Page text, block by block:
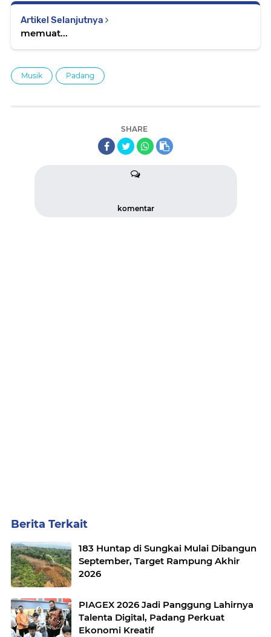
Artikel Selanjutnya
memuat...
Musik Padang
SHARE
komentar
Berita Terkait
183 Huntap di Sungkai Mulai Dibangun
September, Target Rampung Akhir
2026
PIAGEX 2026 Jadi Panggung Lahirnya
Talenta Digital, Padang Perkuat
Ekonomi Kreatif